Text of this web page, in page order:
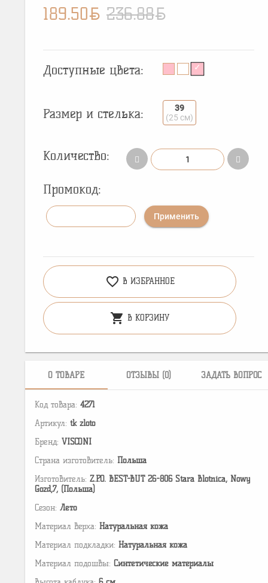
189.50BYN 236.88BYN
Доступные цвета:
Размер и стелька:
39
(25 см)
Количество:
Промокод:
Применить
favorite_border В ИЗБРАННОЕ
shopping_cart В КОРЗИНУ
О ТОВАРЕ ОТЗЫВЫ (0) ЗАДАТЬ ВОПРОС
Код товара: 4271
Артикул: tk zloto
Бренд: VISCONI
Страна изготовитель: Польша
Изготовитель: Z.P.O. BEST-BUT 26-806 Stara Blotnica, Nowy
Gozd,7, (Польша)
Сезон: Лето
Материал верха: Натуральная кожа
Материал подкладки: Натуральная кожа
Материал подошвы: Cинтетические материалы